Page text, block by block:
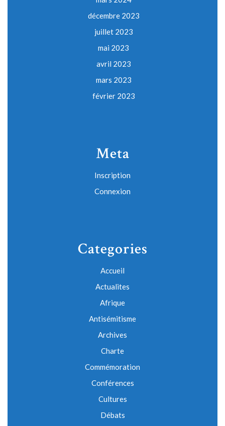
décembre 2023
juillet 2023
mai 2023
avril 2023
mars 2023
février 2023
Meta
Inscription
Connexion
Categories
Accueil
Actualites
Afrique
Antisémitisme
Archives
Charte
Commémoration
Conférences
Cultures
Débats